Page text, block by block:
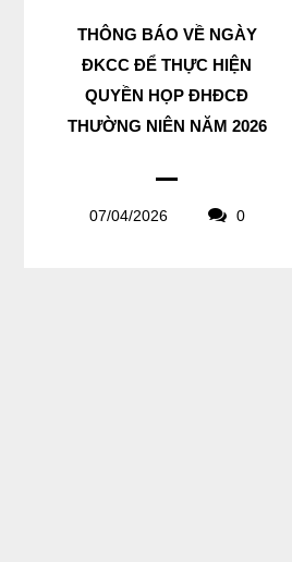
THÔNG BÁO VỀ NGÀY
ĐKCC ĐỂ THỰC HIỆN
QUYỀN HỌP ĐHĐCĐ
THƯỜNG NIÊN NĂM 2026
07/04/2026 0